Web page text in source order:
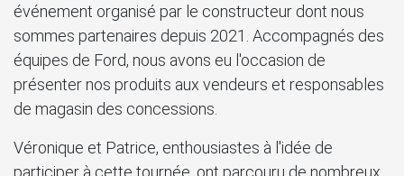
événement organisé par le constructeur dont nous
sommes partenaires depuis 2021. Accompagnés des
équipes de Ford, nous avons eu l'occasion de
présenter nos produits aux vendeurs et responsables
de magasin des concessions.
Véronique et Patrice, enthousiastes à l'idée de
participer à cette tournée, ont parcouru de nombreux